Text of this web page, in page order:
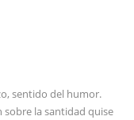
sentido del humor.
sobre la santidad quise